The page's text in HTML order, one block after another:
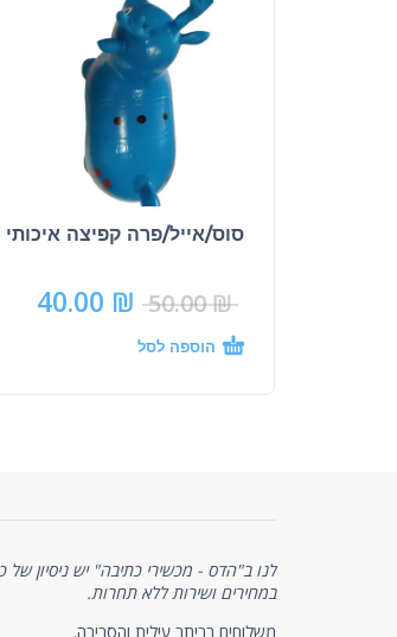
סוס/אייל/פרה קפיצה איכותי
50.00₪
40.00 ₪
הוספה לסל
במחירים ושירות ללא תחרות.
משלוחים בביתר עילית והסביבה.